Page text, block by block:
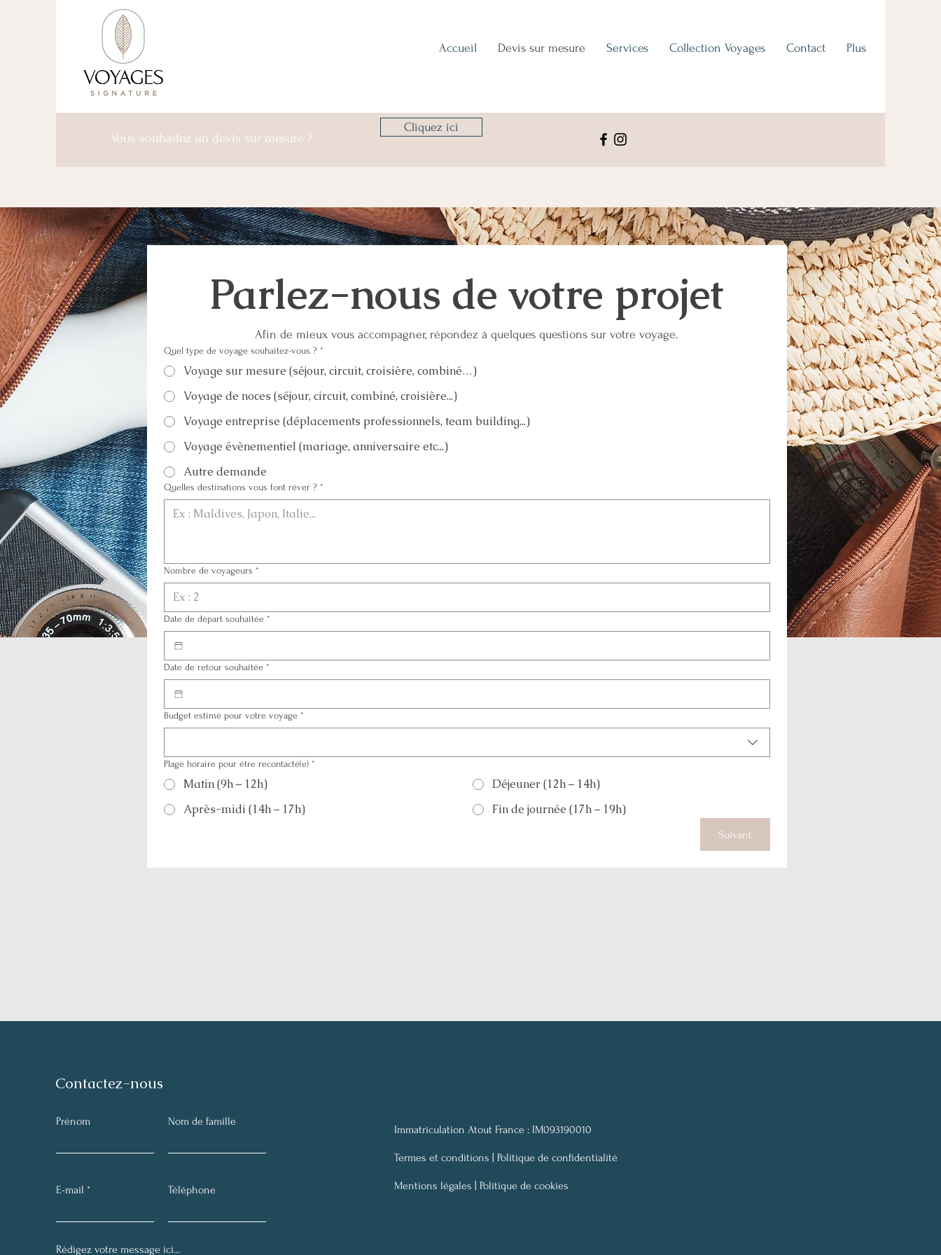
Accueil Devis sur mesure Services Collection Voyages Contact Plus
Vous souhaitez un devis sur mesure ?
Cliquez ici
Parlez-nous de votre projet
Afin de mieux vous accompagner, répondez à quelques questions sur votre voyage.
Quel type de voyage souhaitez-vous ? *
Voyage sur mesure (séjour, circuit, croisière, combiné…)
Voyage de noces (séjour, circuit, combiné, croisière...)
Voyage entreprise (déplacements professionnels, team building...)
Voyage évènementiel (mariage, anniversaire etc...)
Autre demande
Quelles destinations vous font rêver ? *
Nombre de voyageurs *
Date de départ souhaitée *
Date de retour souhaitée *
Budget estimé pour votre voyage *
Plage horaire pour être recontacté(e) *
Matin (9h – 12h)
Déjeuner (12h – 14h)
Après-midi (14h – 17h)
Fin de journée (17h – 19h)
Suivant
Contactez-nous
Prénom Nom de famille
E-mail Téléphone
Immatriculation Atout France : IM093190010
Termes et conditions | Politique de confidentialité
Mentions légales | Politique de cookies